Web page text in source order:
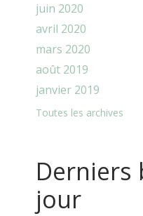
juin 2020
avril 2020
mars 2020
août 2019
janvier 2019
Toutes les archives
Derniers
jour